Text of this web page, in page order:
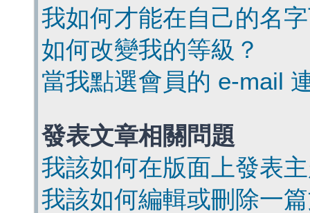
我如何才能在自己的名
如何改變我的等級？
當我點選會員的 e-mail
發表文章相關問題
我該如何在版面上發表
我該如何編輯或刪除一